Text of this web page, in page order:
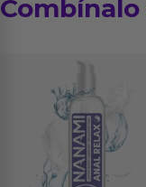
Combínalo